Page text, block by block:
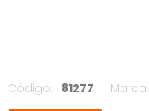
Código: 81277 Marca: